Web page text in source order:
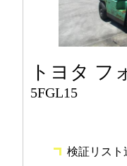
トヨタ フ
5FGL15
検証リスト